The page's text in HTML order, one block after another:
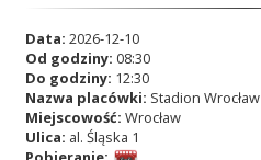
RCKiK
Data: 2026-12-10
Od godziny: 08:30
Do godziny: 12:30
Nazwa placówki: Stadion Wrocław
Miejscowość: Wrocław
Ulica: al. Śląska 1